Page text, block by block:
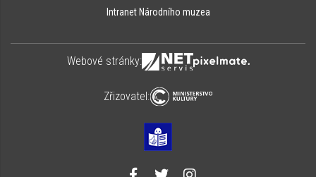
Intranet Národního muzea
Webové stránky:
Zřizovatel: